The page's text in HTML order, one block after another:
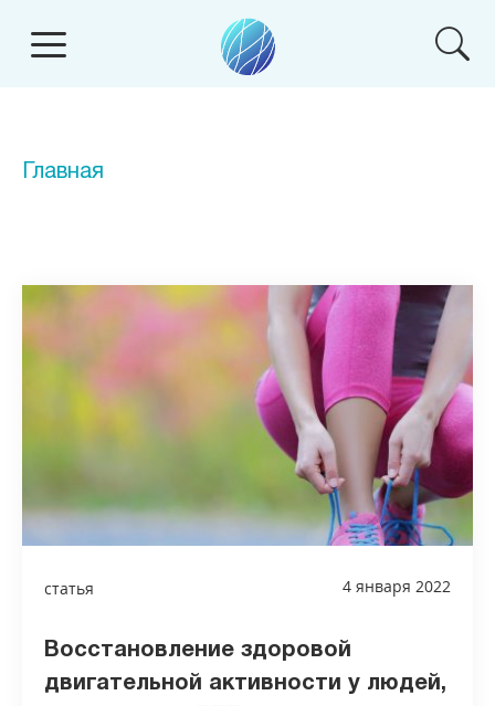
Главная
статья 4 января 2022
Восстановление здоровой
двигательной активности у людей,